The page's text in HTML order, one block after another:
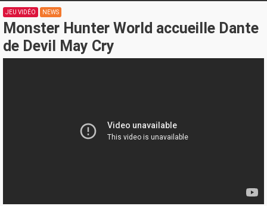
JEU VIDÉO NEWS
Monster Hunter World accueille Dante
de Devil May Cry